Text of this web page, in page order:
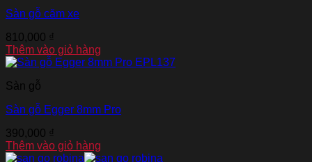
Sàn gỗ căm xe
810,000 ₫
Thêm vào giỏ hàng
Sàn gỗ
Sàn gỗ Egger 8mm Pro
390,000 ₫
Thêm vào giỏ hàng